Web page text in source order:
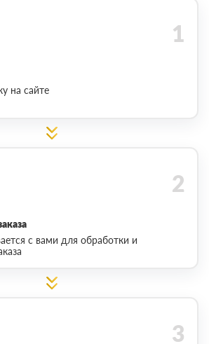
на сайте
с вами для обработки и